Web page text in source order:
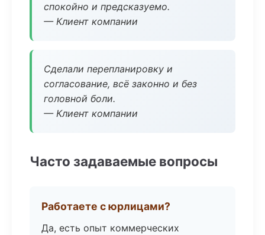
спокойно и предсказуемо.
— Клиент компании
Сделали перепланировку и
согласование, всё законно и без
головной боли.
— Клиент компании
Часто задаваемые вопросы
Работаете с юрлицами?
Да, есть опыт коммерческих